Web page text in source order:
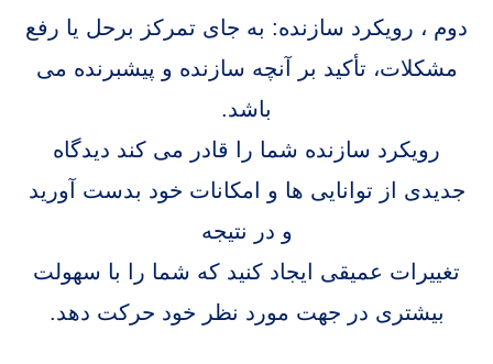
دوم ، رویکرد سازنده: به جای تمرکز برحل یا رفع
مشکلات، تأکید بر آنچه سازنده و پیشبرنده می
باشد.
رویکرد سازنده شما را قادر می کند دیدگاه
جدیدی از توانایی ها و امکانات خود بدست آورید
و در نتیجه
تغییرات عمیقی ایجاد کنید که شما را با سهولت
بیشتری در جهت مورد نظر خود حرکت دهد.